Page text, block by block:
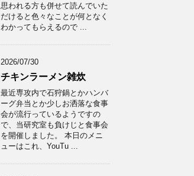
思われる方も併せて読んでいた
だけると色々なことが何となく
わかってもらえるので ...
2026/07/30
チキンラーメン雑炊
最近専攻内で石狩鍋とかハンバ
ーグ弁当とか少しお洒落な食事
会が流行っているようですの
で、当研究室も負けじと食事会
を開催しました。 本日のメニ
ューはこれ、YouTu ...